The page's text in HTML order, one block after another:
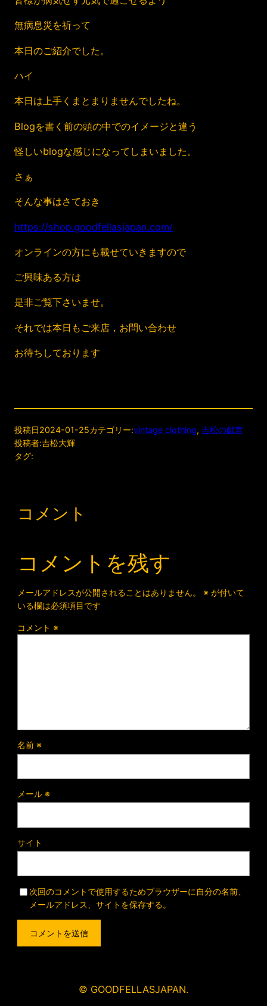
無病息災を祈って
本日のご紹介でした。
ハイ
本日は上手くまとまりませんでしたね。
Blogを書く前の頭の中でのイメージと違う
怪しいblogな感じになってしまいました。
さぁ
そんな事はさておき
https://shop.goodfellasjapan.com/
オンラインの方にも載せていきますので
ご興味ある方は
是非ご覧下さいませ。
それでは本日もご来店，お問い合わせ
お待ちしております
投稿日2024-01-25カテゴリー:vintage clothing, 吉松の戯言
投稿者:吉松大輝
タグ:
コメント
コメントを残す
メールアドレスが公開されることはありません。 ※が付いて
いる欄は必須項目です
コメント ※
名前 ※
メール ※
サイト
次回のコメントで使用するためブラウザーに自分の名前、
メールアドレス、サイトを保存する。
© GOODFELLASJAPAN.